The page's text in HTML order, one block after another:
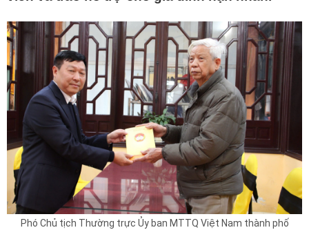
Phó Chủ tịch Thường trực Ủy ban MTTQ Việt Nam thành phố